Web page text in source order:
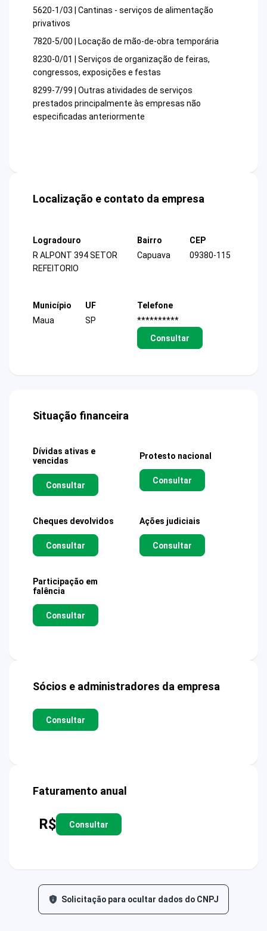
5620-1/03 | Cantinas - serviços de alimentação
privativos
7820-5/00 | Locação de mão-de-obra temporária
8230-0/01 | Serviços de organização de feiras,
congressos, exposições e festas
8299-7/99 | Outras atividades de serviços
prestados principalmente às empresas não
especificadas anteriormente
Localização e contato da empresa
Logradouro
R ALPONT 394 SETOR
REFEITORIO
Bairro
Capuava
CEP
09380-115
Município
Maua
UF
SP
Telefone
**********
Consultar
Situação financeira
Dívidas ativas e
vencidas
Consultar
Protesto nacional
Consultar
Cheques devolvidos
Consultar
Ações judiciais
Consultar
Participação em
falência
Consultar
Sócios e administradores da empresa
Consultar
Faturamento anual
R$ Consultar
Solicitação para ocultar dados do CNPJ